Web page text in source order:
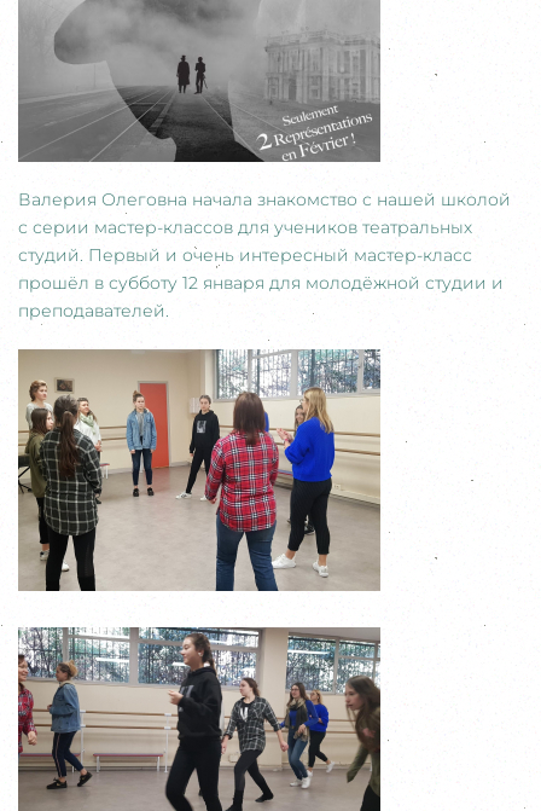
Валерия Олеговна начала знакомство с нашей школой
с серии мастер-классов для учеников театральных
студий. Первый и очень интересный мастер-класс
прошёл в субботу 12 января для молодёжной студии и
преподавателей.